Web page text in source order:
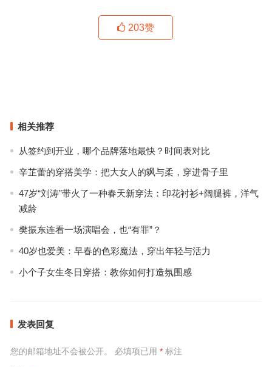
203赞
相关推荐
从签约到开业，哪个品牌落地最快？时间表对比
辛芷蕾的穿搭美学：把大女人的飒与柔，穿进骨子里
47岁“刘涛”带火了一种春天新穿法：印花衬衫+阔腿裤，洋气
减龄
樊振东连看一场演唱会，也“有罪”？
40岁也爱美：早春的色彩魔法，穿出年轻与活力
小个子女生冬日穿搭：教你如何打造氛围感
发表回复
您的邮箱地址不会被公开。 必填项已用 *标注